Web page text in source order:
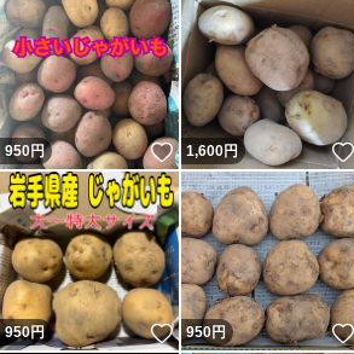
950円 いいね！
1,600円
950円 いいね！
950円